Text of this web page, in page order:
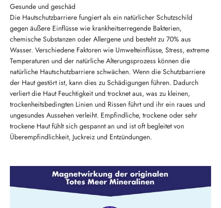
Die Hautschutzbarriere fungiert als ein natürlicher Schutzschild
gegen äußere Einflüsse wie krankheitserregende Bakterien,
chemische Substanzen oder Allergene und besteht zu 70% aus
Wasser. Verschiedene Faktoren wie Umwelteinflüsse, Stress, extreme
Temperaturen und der natürliche Alterungsprozess können die
natürliche Hautschutzbarriere schwächen. Wenn die Schutzbarriere
der Haut gestört ist, kann dies zu Schädigungen führen. Dadurch
verliert die Haut Feuchtigkeit und trocknet aus, was zu kleinen,
trockenheitsbedingten Linien und Rissen führt und ihr ein raues und
ungesundes Aussehen verleiht. Empfindliche, trockene oder sehr
trockene Haut fühlt sich gespannt an und ist oft begleitet von
Überempfindlichkeit, Juckreiz und Entzündungen.